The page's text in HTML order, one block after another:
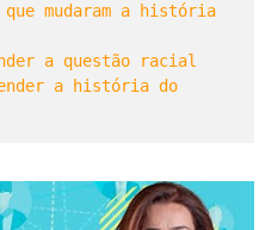
mudaram a história
a questão racial
a história do